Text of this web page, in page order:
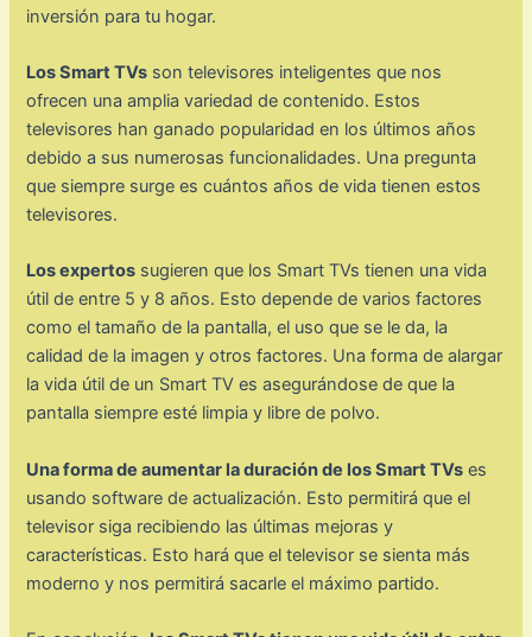
inversión para tu hogar.
Los Smart TVs son televisores inteligentes que nos
ofrecen una amplia variedad de contenido. Estos
televisores han ganado popularidad en los últimos años
debido a sus numerosas funcionalidades. Una pregunta
que siempre surge es cuántos años de vida tienen estos
televisores.
Los expertos sugieren que los Smart TVs tienen una vida
útil de entre 5 y 8 años. Esto depende de varios factores
como el tamaño de la pantalla, el uso que se le da, la
calidad de la imagen y otros factores. Una forma de alargar
la vida útil de un Smart TV es asegurándose de que la
pantalla siempre esté limpia y libre de polvo.
Una forma de aumentar la duración de los Smart TVs es
usando software de actualización. Esto permitirá que el
televisor siga recibiendo las últimas mejoras y
características. Esto hará que el televisor se sienta más
moderno y nos permitirá sacarle el máximo partido.